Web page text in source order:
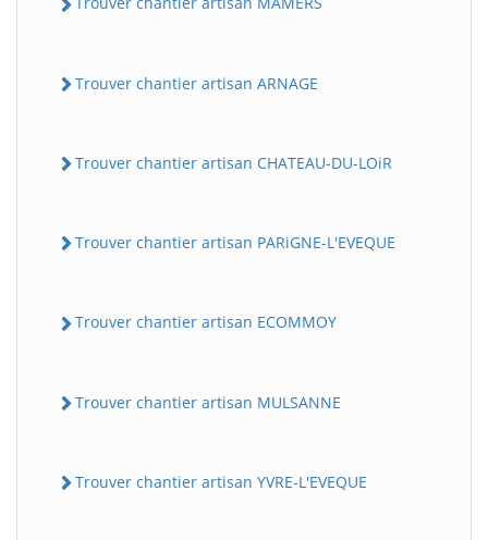
Trouver chantier artisan ARNAGE
Trouver chantier artisan CHATEAU-DU-LOiR
Trouver chantier artisan PARiGNE-L'EVEQUE
Trouver chantier artisan ECOMMOY
Trouver chantier artisan MULSANNE
Trouver chantier artisan YVRE-L'EVEQUE